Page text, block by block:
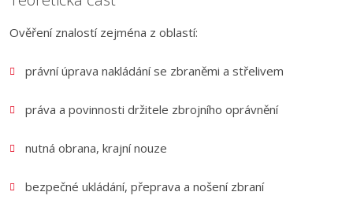
Ověření znalostí zejména z oblastí:
právní úprava nakládání se zbraněmi a střelivem
práva a povinnosti držitele zbrojního oprávnění
nutná obrana, krajní nouze
bezpečné ukládání, přeprava a nošení zbraní